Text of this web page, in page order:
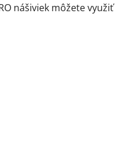
nášiviek môžete využiť